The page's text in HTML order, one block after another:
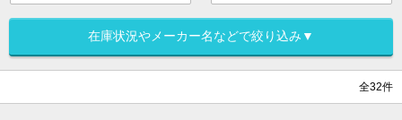
在庫状況やメーカー名などで絞り込み▼
全32件